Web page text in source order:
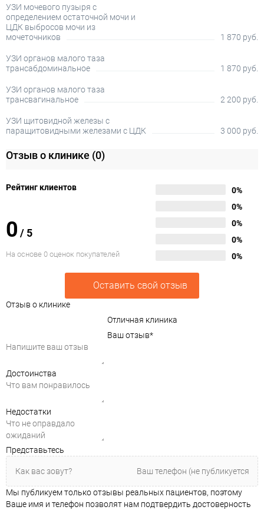
УЗИ мочевого пузыря с
определением остаточной мочи и
ЦДК выбросов мочи из
мочеточников
1 870 руб.
УЗИ органов малого таза
трансабдоминальное
1 870 руб.
УЗИ органов малого таза
трансвагинальное
2 200 руб.
УЗИ щитовидной железы с
паращитовидными железами с ЦДК
3 000 руб.
Отзыв о клинике (0)
Рейтинг клиентов
0 / 5
На основе 0 оценок покупателей
0%
0%
0%
0%
0%
Оставить свой отзыв
Отзыв о клинике
Отличная клиника
Ваш отзыв*
Достоинства
Недостатки
Представьтесь
Мы публикуем только отзывы реальных пациентов, поэтому
Ваше имя и телефон позволят нам подтвердить достоверность